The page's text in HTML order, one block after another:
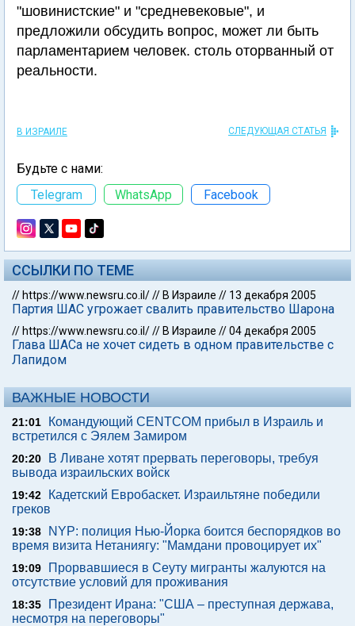
"шовинистские" и "средневековые", и
предложили обсудить вопрос, может ли быть
парламентарием человек. столь оторванный от
реальности.
В ИЗРАИЛЕ СЛЕДУЮЩАЯ СТАТЬЯ
Будьте с нами:
Telegram
WhatsApp Facebook
ССЫЛКИ ПО ТЕМЕ
// https://www.newsru.co.il/// В Израиле // 13 декабря 2005
Партия ШАС угрожает свалить правительство Шарона
// https://www.newsru.co.il/// В Израиле //04 декабря 2005
Глава ШАСа не хочет сидеть в одном правительстве с
Лапидом
ВАЖНЫЕ НОВОСТИ
21:01
Командующий CENTCOM прибыл в Израиль и
встретился с Эялем Замиром
20:20
В Ливане хотят прервать переговоры, требуя
вывода израильских войск
19:42
Кадетский Евробаскет. Израильтяне победили
греков
19:38
NYP: полиция Нью-Йорка боится беспорядков во
время визита Нетаниягу: "Мамдани провоцирует их"
19:09
Прорвавшиеся в Сеуту мигранты жалуются на
отсутствие условий для проживания
18:35
Президент Ирана: "США – преступная держава,
несмотря на переговоры"